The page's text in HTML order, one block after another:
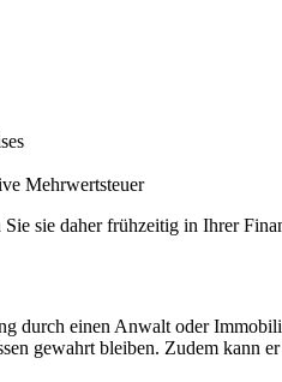
Mehrwertsteuer
sie daher frühzeitig in Ihrer
durch einen Anwalt oder
gewahrt bleiben. Zudem